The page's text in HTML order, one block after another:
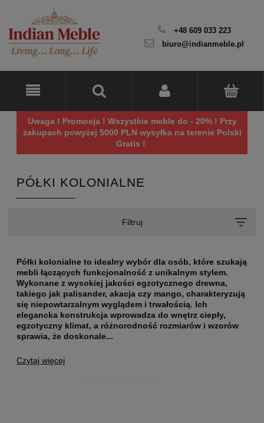
+48 609 033 223
biuro@indianmeble.pl
Uwaga ! Promocja ! Wszystkie meble do - 20% ! Przy
zakupach powyżej 5000 PLN wysyłka na terenie Polski
Gratis !
PÓŁKI KOLONIALNE
Filtruj
Półki kolonialne to idealny wybór dla osób, które szukają
mebli łączących funkcjonalność z unikalnym stylem.
Wykonane z wysokiej jakości egzotycznego drewna,
takiego jak palisander, akacja czy mango, charakteryzują
się niepowtarzalnym wyglądem i trwałością. Ich
elegancka konstrukcja wprowadza do wnętrz ciepły,
egzotyczny klimat, a różnorodność rozmiarów i wzorów
sprawia, że doskonale...
Czytaj więcej